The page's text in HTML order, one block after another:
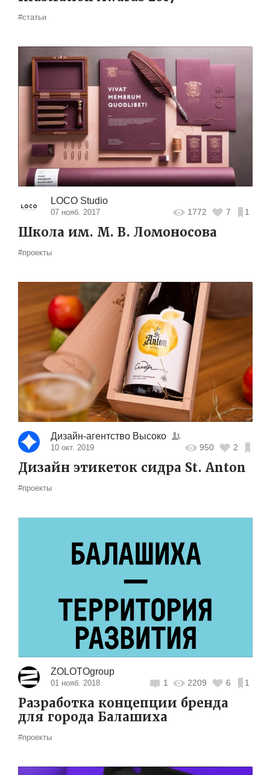
#статьи
LOCO Studio
07 нояб. 2017 1772 7 1
Школа им. М. В. Ломоносова
#проекты
Дизайн-агентство Высоко
10 окт. 2019 950 2
Дизайн этикеток сидра St. Anton
#проекты
ZOLOTOgroup
01 нояб. 2018 1 2209 6 1
Разработка концепции бренда
для города Балашиха
#проекты